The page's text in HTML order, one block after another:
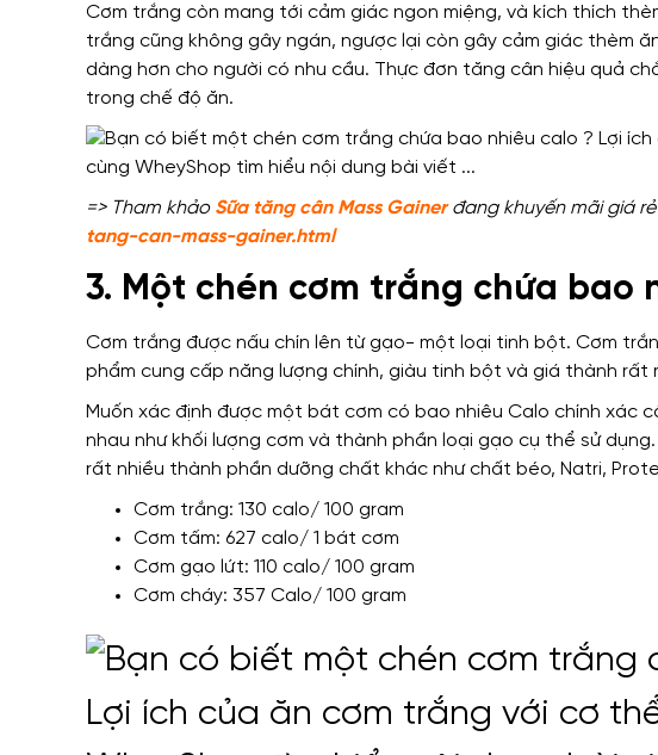
Cơm trắng còn mang tới cảm giác ngon miệng, và kích thích
trắng cũng không gây ngán, ngược lại còn gây cảm giác thèm
dàng hơn cho người có nhu cầu. Thực đơn tăng cân hiệu quả
trong chế độ ăn.
=> Tham khảo Sữa tăng cân Mass Gainerđang khuyến mãi giá
tang-can-mass-gainer.html
3. Một chén cơm trắng chứa bao
Cơm trắng được nấu chín lên từ gạo- một loại tinh bột. Cơm
phẩm cung cấp năng lượng chính, giàu tinh bột và giá thành rất
Muốn xác định được một bát cơm có bao nhiêu Calo chính xác
nhau như khối lượng cơm và thành phần loại gạo cụ thể sử
rất nhiều thành phần dưỡng chất khác như chất béo, Natri,
Cơm trắng: 130 calo/ 100 gram
Cơm tấm: 627 calo/ 1 bát cơm
Cơm gạo lứt: 110 calo/ 100 gram
Cơm cháy: 357 Calo/ 100 gram